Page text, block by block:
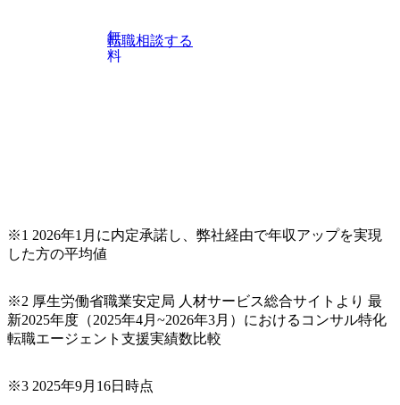
無
料
転職相談する
※1 2026年1月に内定承諾し、弊社経由で年収アップを実現
した方の平均値
※2 厚生労働省職業安定局 人材サービス総合サイトより 最
新2025年度（2025年4月~2026年3月）におけるコンサル特化
転職エージェント支援実績数比較
※3 2025年9月16日時点